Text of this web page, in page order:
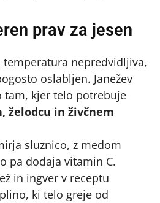
prav za jesen
temperatura nepredvidljiva,
oslabljen. Janežev
tam, kjer telo potrebuje
želodcu in živčnem
sluznico, z medom
pa dodaja vitamin C.
in ingver v receptu
ki telo greje od